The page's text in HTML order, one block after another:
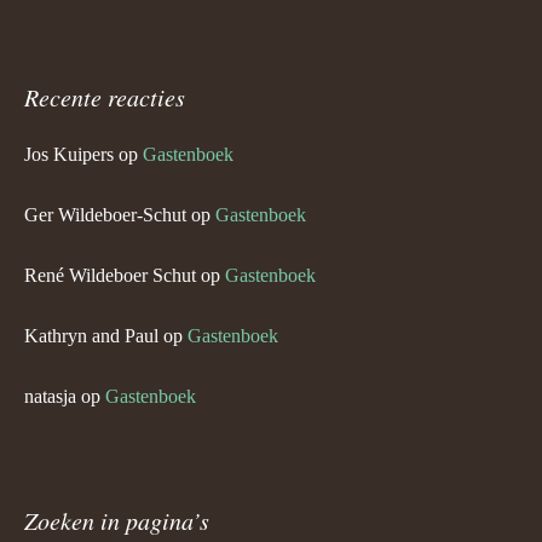
Recente reacties
Jos Kuipers op Gastenboek
Ger Wildeboer-Schut op Gastenboek
René Wildeboer Schut op Gastenboek
Kathryn and Paul op Gastenboek
natasja op Gastenboek
Zoeken in pagina’s